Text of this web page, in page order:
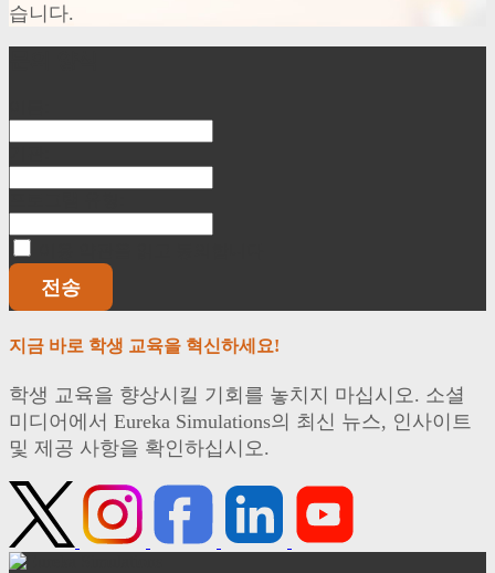
습니다.
전송
지금 바로 학생 교육을 혁신하세요!
학생 교육을 향상시킬 기회를 놓치지 마십시오. 소셜
미디어에서 Eureka Simulations의 최신 뉴스, 인사이트
및 제공 사항을 확인하십시오.